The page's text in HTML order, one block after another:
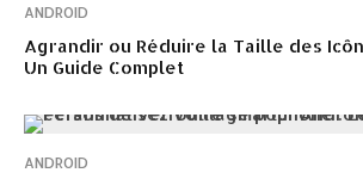
ANDROID
Agrandir ou Réduire la Taille des
Un Guide Complet
ANDROID